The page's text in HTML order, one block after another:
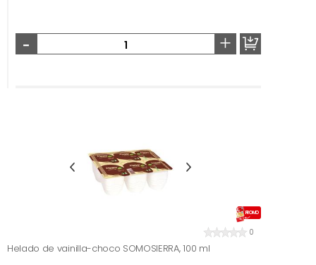
- +
PROMO
0
Helado de vainilla-choco SOMOSIERRA, 100 ml